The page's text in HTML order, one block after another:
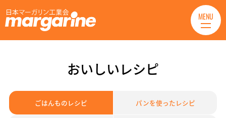
MENU
おいしいレシピ
ごはんものレシピ パンを使ったレシピ